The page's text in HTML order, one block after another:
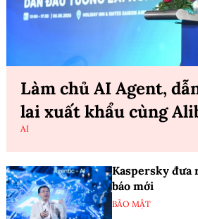
Làm chủ AI Agent,
lai xuất khẩu cùng
AI
Kaspersky đưa
báo mới
BẢO MẬT